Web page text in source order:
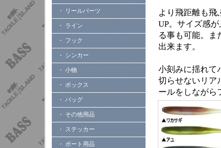
・ リールパーツ
・ ライン
・ フック
・ シンカー
・ 小物
・ ボックス
・ バッグ
・ その他用品
・ ステッカー
・ ボート用品
より飛距離も飛
UP。サイズ感
る事も可能。ま
出来ます。
小刻みに揺れて
切らせないリア
ールをしながら